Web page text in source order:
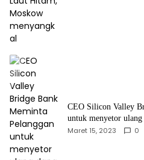
CEO Silicon Valley
untuk menyetor ulang
Maret 15, 2023 0